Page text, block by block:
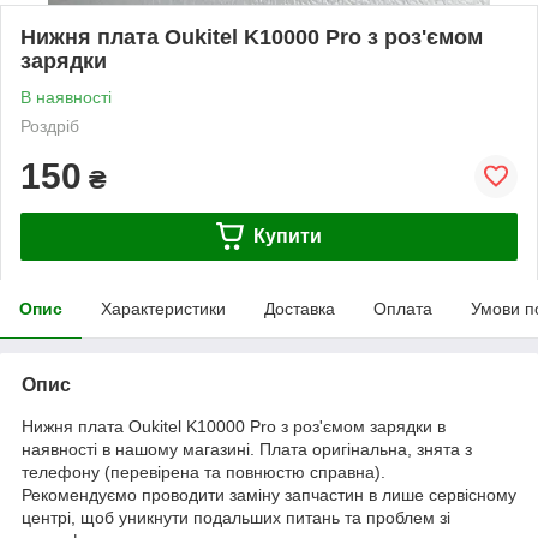
Нижня плата Oukitel K10000 Pro з роз'ємом
зарядки
В наявності
Роздріб
150 ₴
Купити
Опис Характеристики Доставка Оплата Умови
Опис
Нижня плата Oukitel K10000 Pro з роз'ємом зарядки в
наявності в нашому магазині. Плата оригінальна, знята з
телефону (перевірена та повнюстю справна).
Рекомендуємо проводити заміну запчастин в лише сервісному
центрі, щоб уникнути подальших питань та проблем зі